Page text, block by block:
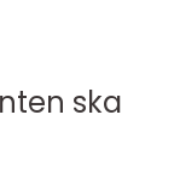
ska